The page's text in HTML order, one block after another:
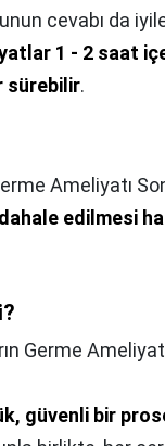
cevabı da
1 - 2 saat
sürebilir.
Ameliyatı
edilmesi
Germe
güvenli bir